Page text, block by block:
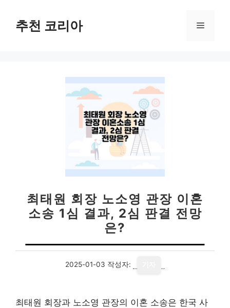
추천 코리아 메
최태원 회장 노소영 관장 이혼
소송 1심 결과, 2심 판결 전망
은?
2025-01-03 작성자:
최태원 회장과 노소영 관장의 이혼 소송은 한국 사